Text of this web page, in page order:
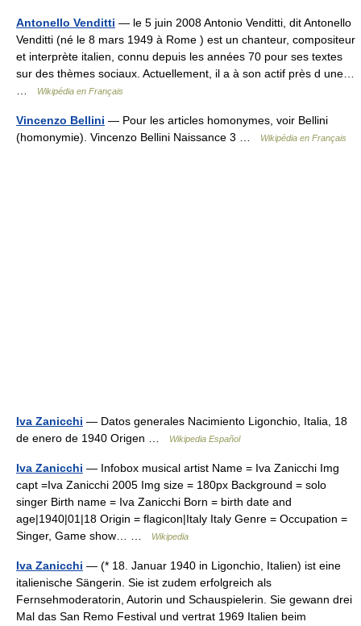
Antonello Venditti — le 5 juin 2008 Antonio Venditti, dit Antonello
Venditti (né le 8 mars 1949 à Rome ) est un chanteur, compositeur
et interprète italien, connu depuis les années 70 pour ses textes
sur des thèmes sociaux. Actuellement, il a à son actif près d une…
Wikipédia en Français
Vincenzo Bellini — Pour les articles homonymes, voir Bellini
(homonymie). Vincenzo Bellini Naissance 3 …
Wikipédia en Français
Iva Zanicchi — Datos generales Nacimiento Ligonchio, Italia, 18
de enero de 1940 Origen …
Wikipedia Español
Iva Zanicchi — Infobox musical artist Name = Iva Zanicchi Img
capt =Iva Zanicchi 2005 Img size = 180px Background = solo
singer Birth name = Iva Zanicchi Born = birth date and
age|1940|01|18 Origin = flagicon|Italy Italy Genre = Occupation =
Singer, Game show… …
Wikipedia
Iva Zanicchi — (* 18. Januar 1940 in Ligonchio, Italien) ist eine
italienische Sängerin. Sie ist zudem erfolgreich als
Fernsehmoderatorin, Autorin und Schauspielerin. Sie gewann drei
Mal das San Remo Festival und vertrat 1969 Italien beim